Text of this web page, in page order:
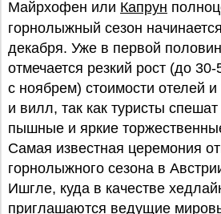
Майрхофен или Капрун
горнолыжный сезон
декабря. Уже в первой
отмечается резкий рост (до
с ноябрем) стоимости отелей
и вилл, так как туристы
пышные и яркие
Самая известная церемония
горнолыжного сезона в
Ишгле, куда в качестве
приглашаются ведущие